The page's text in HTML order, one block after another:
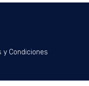
y Condiciones